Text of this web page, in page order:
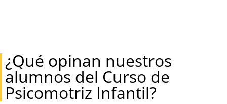
¿Qué opinan nuestros
alumnos del Curso de
Psicomotriz Infantil?